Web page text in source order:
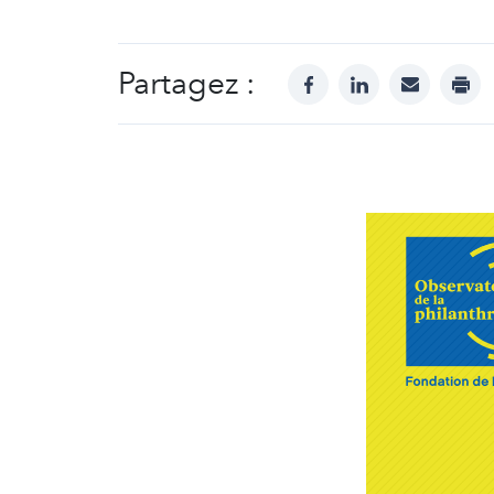
Partagez : facebooklinkedinmail